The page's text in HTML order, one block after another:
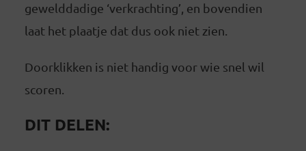
gewelddadige ‘verkrachting’, en bovendien
laat het plaatje dat dus ook niet zien.
Doorklikken is niet handig voor wie snel wil
scoren.
DIT DELEN: